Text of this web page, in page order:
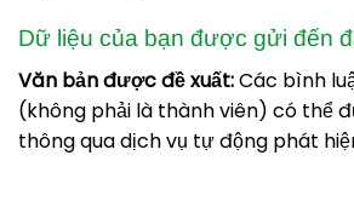
Dữ liệu của bạn được gửi đến
Văn bản được đề xuất:Các bình
(không phải là thành viên) có thể
thông qua dịch vụ tự động phát